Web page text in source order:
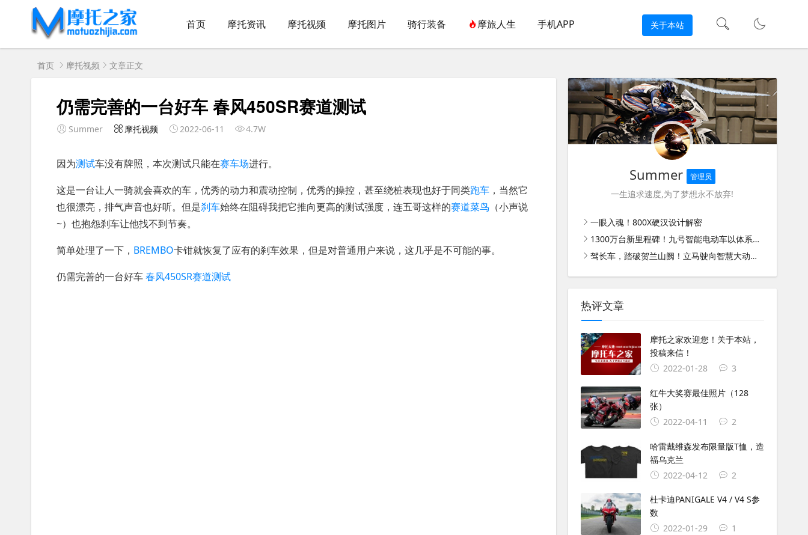
首页 摩托资讯 摩托视频 摩托图片 骑行装备 摩旅人生 手机APP 关于本站
首页 摩托视频 文章正文
仍需完善的一台好车 春风450SR赛道测试
Summer 摩托视频 2022-06-11 4.7W
因为测试车没有牌照，本次测试只能在赛车场进行。
这是一台让人一骑就会喜欢的车，优秀的动力和震动控制，优秀的操控，甚至绕桩表现也好于同类跑车 ，当然它
也很漂亮，排气声音也好听。但是刹车始终在阻碍我把它推向更高的测试强度，连五哥这样的赛道菜鸟 （小声说
~）也抱怨刹车让他找不到节奏。
简单处理了一下， BREMBO卡钳就恢复了应有的刹车效果，但是对普通用户来说，这几乎是不可能的事。
仍需完善的一台好车春风450SR赛道测试
Summer 管理员
一生追求速度,为了梦想永不放弃!
一眼入魂！800X硬汉设计解密
1300万台新里程碑！九号智能电动车以体系能力扩大领先优势
驾长车，踏破贺兰山阙！立马驶向智慧大动力新时代！
热评文章
摩托之家欢迎您！关于本站，
投稿来信！
2022-01-28
3
红牛大奖赛最佳照片（128
张）
2022-04-11
2
哈雷戴维森发布限量版T恤，造
福乌克兰
2022-04-12
2
杜卡迪PANIGALE V4 / V4 S参
数
2022-01-29
1